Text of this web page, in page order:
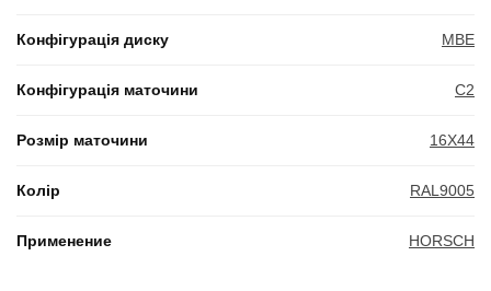
Конфігурація диску MBE
Конфігурація маточини C2
Розмір маточини 16X44
Колір RAL9005
Применение HORSCH